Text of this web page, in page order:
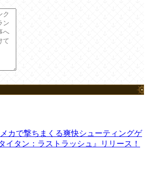
カで撃ちまくる爽快シューティングゲ
イタン：ラストラッシュ』リリース！